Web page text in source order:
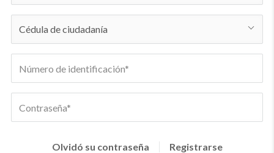
Olvidó su contraseña Registrarse